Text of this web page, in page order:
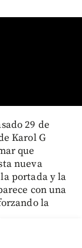
29 de
Karol G
que
nueva
portada y la
con una
la